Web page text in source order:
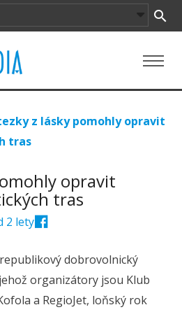
z lásky pomohly opravit
tras
opravit
tras
2 lety
dobrovolnický
organizátory jsou Klub
a RegioJet, loňský rok